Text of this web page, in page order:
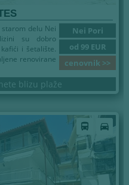
Nei Pori
od 99 EUR
cenovnik >>
delu Nei
su dobro
i šetalište.
renovirane
blizu plaže
directions_bus directions_car